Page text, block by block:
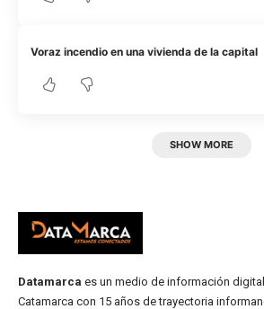
Voraz incendio en una vivienda de la capital
SHOW MORE
Datamarca es un medio de información
Catamarca con 15 años de trayectoria